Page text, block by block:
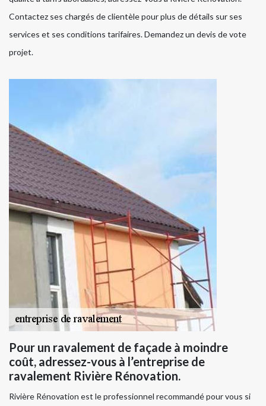
Contactez ses chargés de clientèle pour plus de détails sur ses
services et ses conditions tarifaires. Demandez un devis de vote
projet.
Pour un ravalement de façade à moindre
coût, adressez-vous à l’entreprise de
ravalement Rivière Rénovation.
Rivière Rénovation est le professionnel recommandé pour vous si